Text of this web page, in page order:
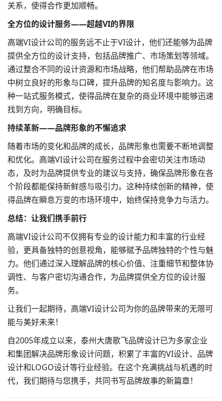
关系，使得合作更加顺畅。
全方位的设计服务——超越VI的界限
高端VI设计公司的服务远不止于VI设计，他们还能够为品牌
提供全方位的设计支持，包括品牌推广、市场策划等领域。
通过整合不同的设计资源和市场战略，他们帮助品牌在市场
中树立良好的形象与口碑，提升品牌的知名度与影响力。这
种一站式服务模式，使得品牌在复杂的商业环境中能够迅速
找到方向，明确目标。
持续革新——品牌形象的不懈追求
随着市场的变化和品牌的成长，品牌形象也需要不断地调整
和优化。高端VI设计公司在服务过程中会密切关注市场动
态，及时为品牌提供专业的建议与支持，确保品牌形象在各
个阶段都能保持新鲜感与吸引力。这种持续创新的精神，使
得品牌在瞬息万变的市场环境中，始终保持竞争力与活力。
总结：让我们携手前行
高端VI设计公司不仅拥有专业的设计能力和丰富的行业经
验，更具备独特的创意视角，能够赋予品牌独特的个性与魅
力。他们通过深入理解品牌的核心价值、注重细节和整体协
调性、与客户密切沟通合作，为品牌提供全方位的设计服
务。
让我们一起期待，高端VI设计公司为你的品牌带来的无限可
能与美好未来！
自2005年成立以来，泰州大唐歌飞品牌设计已为多家企业
和集团解决品牌形象设计问题，积累了丰富的VI设计、品牌
设计和LOGO设计等行业经验。在这个充满挑战与机遇的时
代，我们期待与您携手，共同书写品牌故事的新篇章！